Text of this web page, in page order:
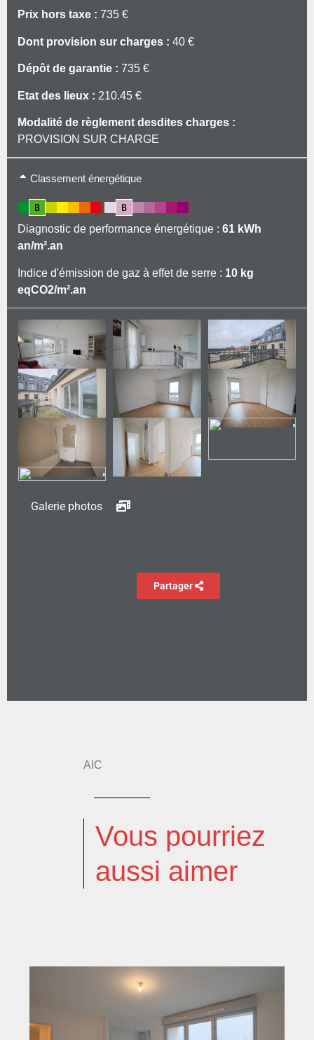
Prix hors taxe : 735 €
Dont provision sur charges : 40 €
Dépôt de garantie : 735 €
Etat des lieux : 210.45 €
Modalité de règlement desdites charges :
PROVISION SUR CHARGE
Eau froide: Individuelle
Eau chaude: Chaudière
Classement énergétique
Diagnostic de performance énergétique : 61 kWh
an/m².an
Indice d'émission de gaz à effet de serre : 10 kg
eqCO2/m².an
Galerie photos
Partager
AIC
Vous pourriez
aussi aimer